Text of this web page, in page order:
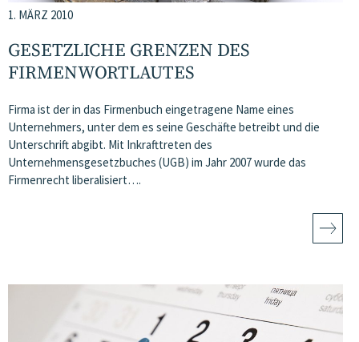
1. MÄRZ 2010
GESETZLICHE GRENZEN DES
FIRMENWORTLAUTES
Firma ist der in das Firmenbuch eingetragene Name eines
Unternehmers, unter dem es seine Geschäfte betreibt und die
Unterschrift abgibt. Mit Inkrafttreten des
Unternehmensgesetzbuches (UGB) im Jahr 2007 wurde das
Firmenrecht liberalisiert….